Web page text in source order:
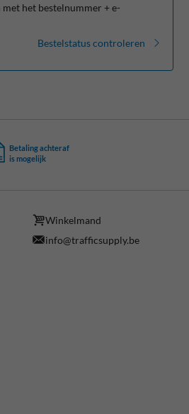
met het bestelnummer + e-
Bestelstatus controleren
Betaling achteraf
is mogelijk
Winkelmand
info@trafficsupply.be